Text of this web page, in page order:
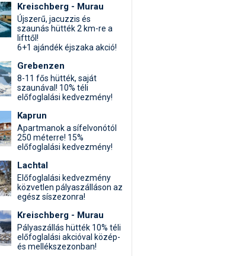
Kreischberg - Murau
Újszerű, jacuzzis és
szaunás hütték 2 km-re a
lifttől!
6+1 ajándék éjszaka akció!
Grebenzen
8-11 fős hütték, saját
szaunával! 10% téli
előfoglalási kedvezmény!
Kaprun
Apartmanok a sífelvonótól
250 méterre! 15%
előfoglalási kedvezmény!
Lachtal
Előfoglalási kedvezmény
közvetlen pályaszálláson az
egész síszezonra!
Kreischberg - Murau
Pályaszállás hütték 10% téli
előfoglalási akcióval közép-
és mellékszezonban!